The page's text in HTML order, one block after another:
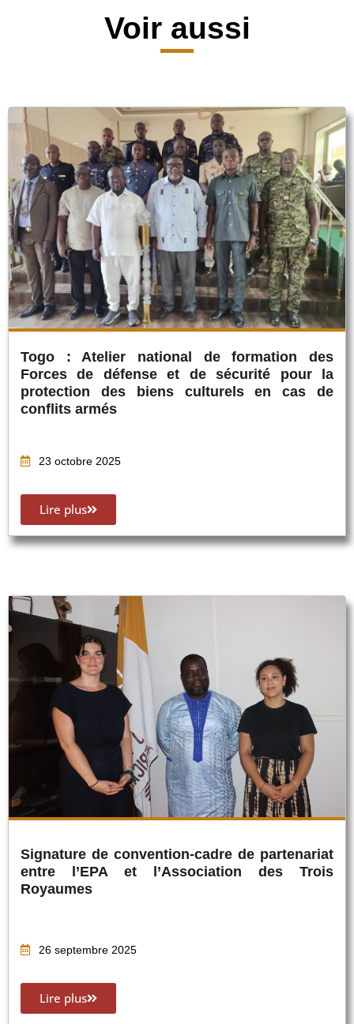
Voir aussi
Togo : Atelier national de formation des
Forces de défense et de sécurité pour la
protection des biens culturels en cas de
conflits armés
23 octobre 2025
Lire plus
Signature de convention-cadre de partenariat
entre l’EPA et l’Association des Trois
Royaumes
26 septembre 2025
Lire plus